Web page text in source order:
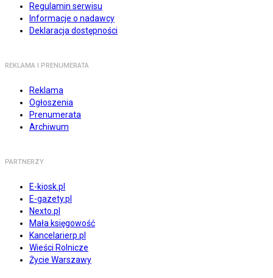
Regulamin serwisu
Informacje o nadawcy
Deklaracja dostępności
REKLAMA I PRENUMERATA
Reklama
Ogłoszenia
Prenumerata
Archiwum
PARTNERZY
E-kiosk.pl
E-gazety.pl
Nexto.pl
Mała księgowość
Kancelarierp.pl
Wieści Rolnicze
Życie Warszawy